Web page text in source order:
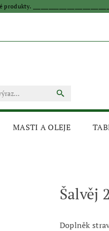
MASTI A OLEJE
Šalvěj
Doplněk